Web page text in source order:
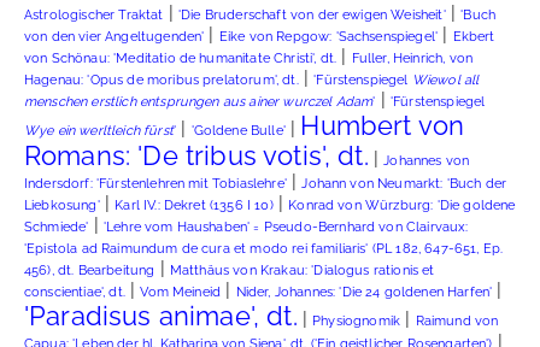
Astrologischer Traktat |'Die Bruderschaft von der ewigen Weisheit'|'Buch
von den vier Angeltugenden' | Eike von Repgow: 'Sachsenspiegel' | Ekbert
von Schönau: 'Meditatio de humanitate Christi', dt. | Fuller, Heinrich, von
Hagenau: 'Opus de moribus prelatorum', dt.|'Fürstenspiegel Wiewol all
menschen erstlich entsprungen aus ainer wurczel Adam' | 'Fürstenspiegel
Wye ein werltleich fürst' | 'Goldene Bulle'| Humbert von
Romans: 'De tribus votis', dt. |Johannes von
Indersdorf: 'Fürstenlehren mit Tobiaslehre'|Johann von Neumarkt: 'Buch der
Liebkosung'| Karl IV.: Dekret (1356 I 10)| Konrad von Würzburg: 'Die goldene
Schmiede' | 'Lehre vom Haushaben' = Pseudo-Bernhard von Clairvaux:
'Epistola ad Raimundum de cura et modo rei familiaris' (PL 182, 647-651, Ep.
456), dt. Bearbeitung | Matthäus von Krakau: 'Dialogus rationis et
conscientiae', dt.|Vom Meineid | Nider, Johannes: 'Die 24 goldenen Harfen' |
'Paradisus animae', dt. | Physiognomik | Raimund von
|